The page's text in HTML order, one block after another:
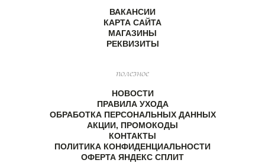
ВАКАНСИИ
КАРТА САЙТА
МАГАЗИНЫ
РЕКВИЗИТЫ
полезное
НОВОСТИ
ПРАВИЛА УХОДА
ОБРАБОТКА ПЕРСОНАЛЬНЫХ ДАННЫХ
АКЦИИ, ПРОМОКОДЫ
КОНТАКТЫ
ПОЛИТИКА КОНФИДЕНЦИАЛЬНОСТИ
ОФЕРТА ЯНДЕКС СПЛИТ